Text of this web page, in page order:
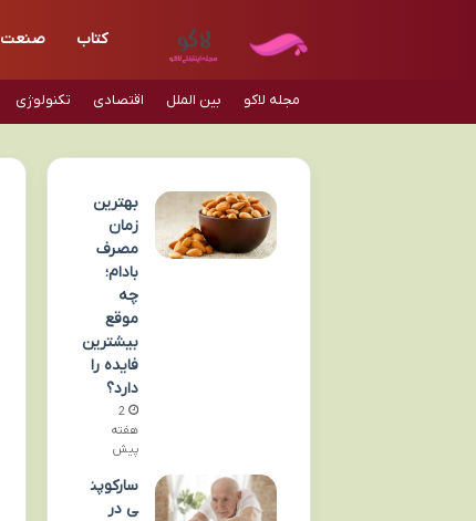
کتاب صنعت
مجله لاکو بین الملل اقتصادی تکنولوژی
بهترین
زمان
مصرف
بادام؛
چه
موقع
بیشترین
فایده را
دارد؟
2
هفته
پیش
سارکوپن
ی در